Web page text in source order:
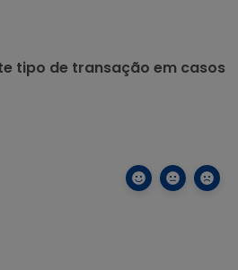
tipo de transação em casos